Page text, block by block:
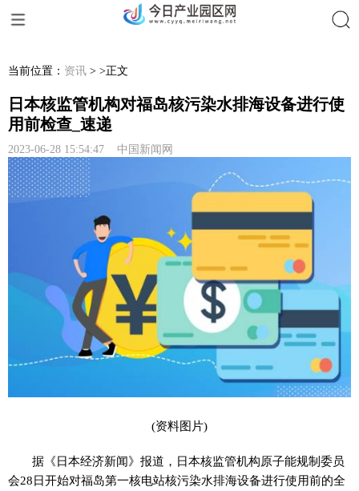
当前位置： 资讯 > >正文
日本核监管机构对福岛核污染水排海设备进行使
用前检查_速递
2023-06-28 15:54:47 中国新闻网
(资料图片)
据《日本经济新闻》报道，日本核监管机构原子能规制委员
会28日开始对福岛第一核电站核污染水排海设备进行使用前的全